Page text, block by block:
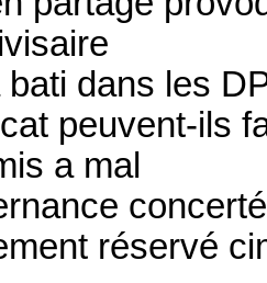
bati dans les
peuvent-ils
a mal
réservé